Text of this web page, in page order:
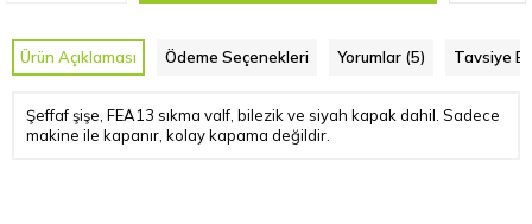
Ürün Açıklaması Ödeme Seçenekleri Yorumlar (5) Tavsiye Et
Şeffaf şişe, FEA13 sıkma valf, bilezik ve siyah kapak dahil. Sadece
makine ile kapanır, kolay kapama değildir.